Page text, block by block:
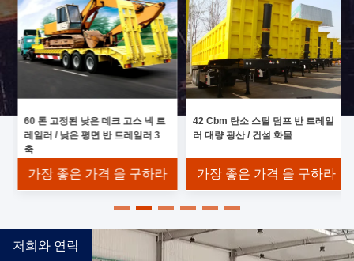
60 톤 고정된 낮은 데크 고스 넥 트
레일러 / 낮은 평면 반 트레일러 3
축
가장 좋은 가격 을 구하라
42 Cbm 탄소 스틸 덤프 반 트레일
러 대량 광산 / 건설 화물
가장 좋은 가격 을 구하라
저희와 연락